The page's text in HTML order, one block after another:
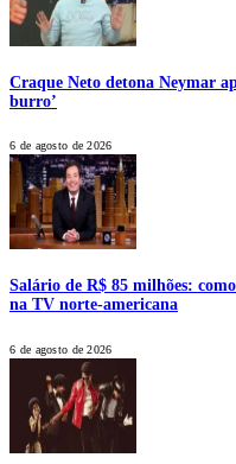
Craque Neto detona Neymar
burro’
6 de agosto de 2026
Salário de R$ 85 milhões:
na TV norte-americana
6 de agosto de 2026